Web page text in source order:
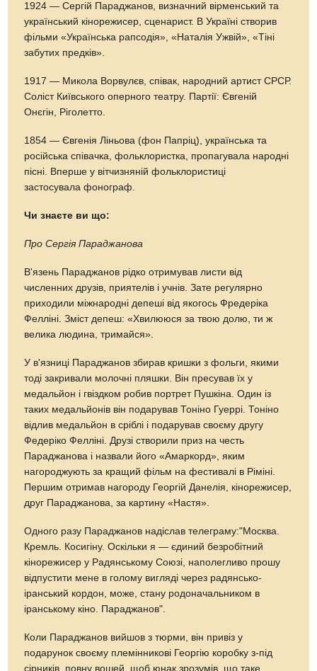
1924 — Сергій Параджанов, визначний вірменський та
український кінорежисер, сценарист. В Україні створив
фільми «Українська рапсодія», «Наталія Ужвій», «Тіні
забутих предків».
1917 — Микола Ворвулєв, співак, народний артист СРСР.
Соліст Київського оперного театру. Партії: Євгеній
Онєгін, Ріголетто.
1854 — Євгенія Ліньова (фон Папріц), українська та
російська співачка, фольклористка, пропагувала народні
пісні. Вперше у вітчизняній фольклористиці
застосувала фонограф.
Чи знаєте ви що:
Про Сергія Параджанова
В'язень Параджанов рідко отримував листи від
численних друзів, приятелів і учнів. Зате регулярно
приходили міжнародні депеші від якогось Фредеріка
Фелліні. Зміст депеш: «Хвилююся за твою долю, ти ж
велика людина, тримайся».
У в'язниці Параджанов збирав кришки з фольги, якими
тоді закривали молочні пляшки. Він пресував їх у
медальйон і гвіздком робив портрет Пушкіна. Один із
таких медальйонів він подарував Тоніно Гуеррі. Тоніно
відлив медальйон в сріблі і подарував своєму другу
Федеріко Фелліні. Друзі створили приз на честь
Параджанова і назвали його «Амаркорд», яким
нагороджують за кращий фільм на фестивалі в Ріміні.
Першим отримав нагороду Георгій Данелія, кінорежисер,
друг Параджанова, за картину «Настя».
Одного разу Параджанов надіслав телеграму:"Москва.
Кремль. Косигіну. Оскільки я — єдиний безробітний
кінорежисер у Радянському Союзі, наполегливо прошу
відпустити мене в голому вигляді через радянсько-
іранський кордон, може, стану родоначальником в
іранському кіно. Параджанов".
Коли Параджанов вийшов з тюрми, він привіз у
подарунок своєму племінникові Георгію коробку з-під
сірників, повну вошей, щоб юнак зрозумів, що таке